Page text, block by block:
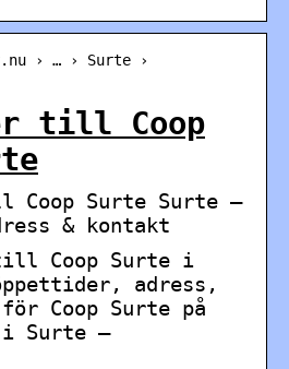
› … › Surte ›
till Coop
Surte Surte –
& kontakt
Coop Surte i
adress,
för Coop Surte på
i Surte –